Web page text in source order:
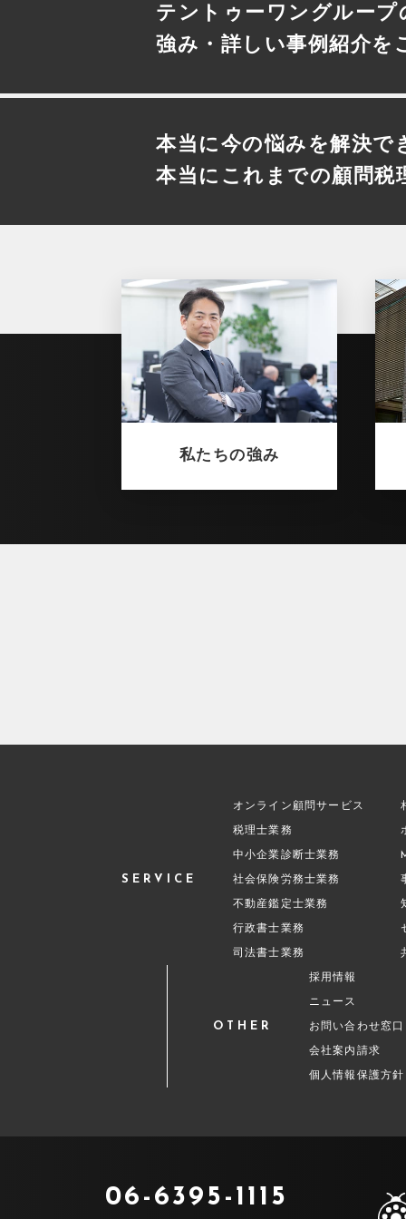
テントゥーワングループ
強み・詳しい事例紹介を
本当に今の悩みを解決で
本当にこれまでの顧問税
私たちの強み
SERVICE
オンライン顧問サービス
税理士業務
中小企業診断士業務
社会保険労務士業務
不動産鑑定士業務
行政書士業務
司法書士業務
OTHER
採用情報
ニュース
お問い合わせ窓口
会社案内請求
個人情報保護方針
06-6395-1115